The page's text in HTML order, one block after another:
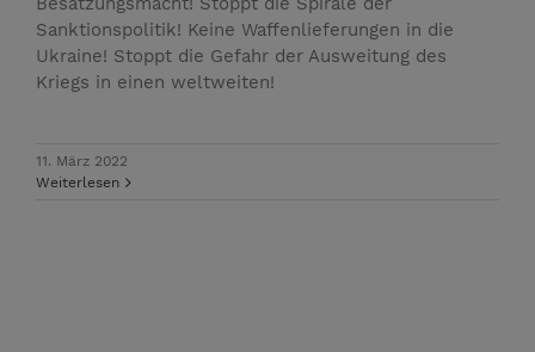
Sanktionspolitik! Keine Waffenlieferungen in die
Ukraine! Stoppt die Gefahr der Ausweitung des
Kriegs in einen weltweiten!
11. März 2022
Weiterlesen